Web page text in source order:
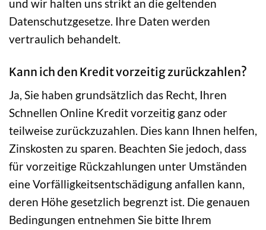
und wir halten uns strikt an die geltenden
Datenschutzgesetze. Ihre Daten werden
vertraulich behandelt.
Kann ich den Kredit vorzeitig zurückzahlen?
Ja, Sie haben grundsätzlich das Recht, Ihren
Schnellen Online Kredit vorzeitig ganz oder
teilweise zurückzuzahlen. Dies kann Ihnen helfen,
Zinskosten zu sparen. Beachten Sie jedoch, dass
für vorzeitige Rückzahlungen unter Umständen
eine Vorfälligkeitsentschädigung anfallen kann,
deren Höhe gesetzlich begrenzt ist. Die genauen
Bedingungen entnehmen Sie bitte Ihrem